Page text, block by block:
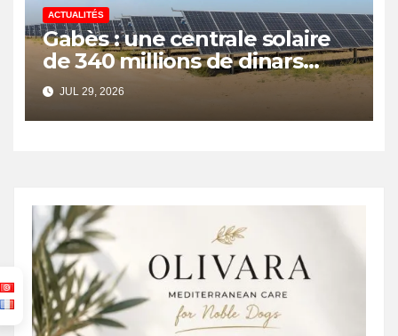
ACTUALITÉS
Gabès : une centrale solaire
de 340 millions de dinars
pour renforcer la transition
énergétique et créer 400
emplois
JUL 29, 2026